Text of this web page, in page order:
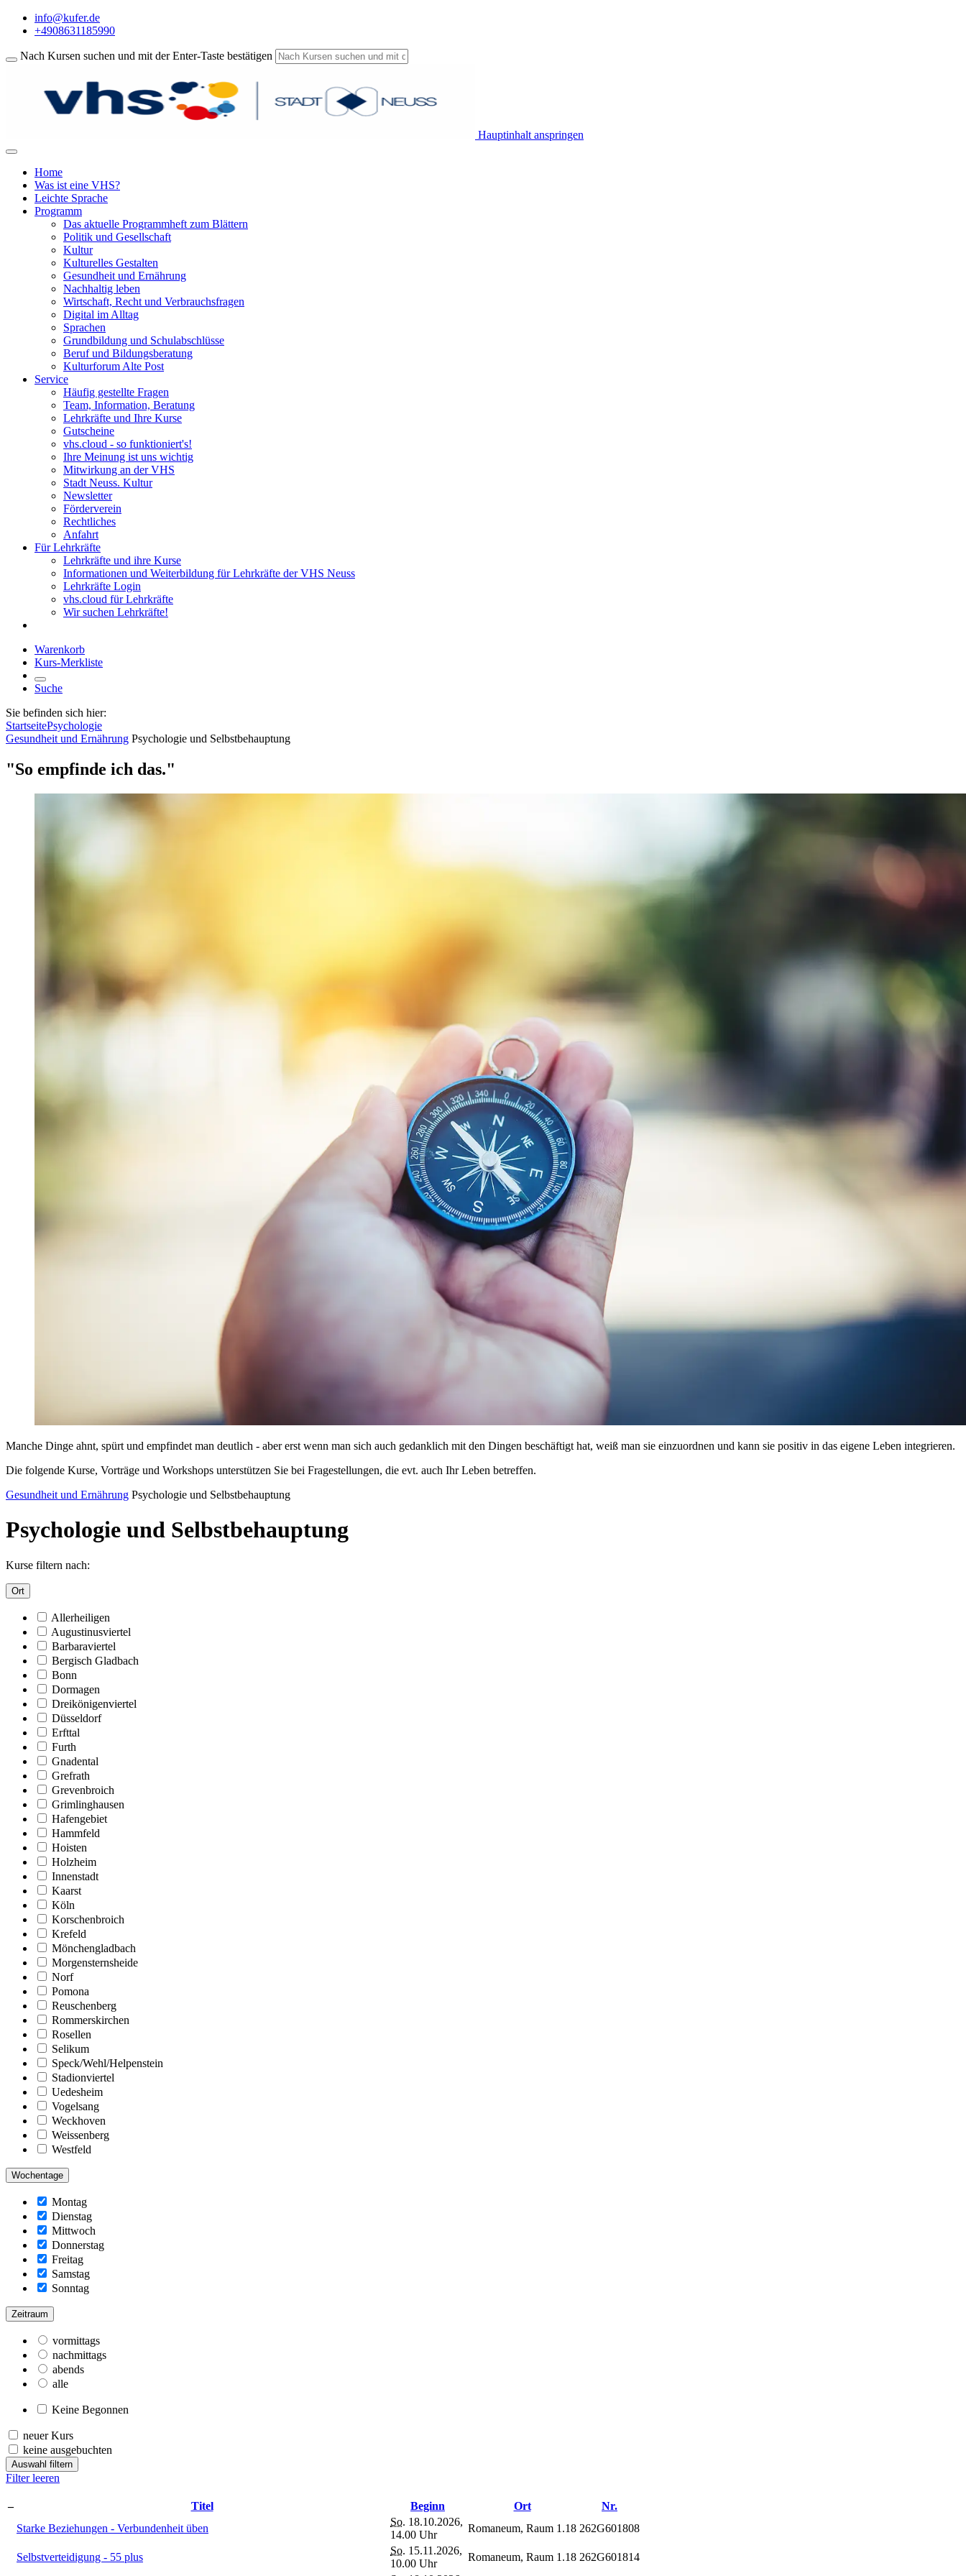
info@kufer.de
+4908631185990
Nach Kursen suchen und mit der Enter-Taste bestätigen
Hauptinhalt anspringen
Home
Was ist eine VHS?
Leichte Sprache
Programm
Das aktuelle Programmheft zum Blättern
Politik und Gesellschaft
Kultur
Kulturelles Gestalten
Gesundheit und Ernährung
Nachhaltig leben
Wirtschaft, Recht und Verbrauchsfragen
Digital im Alltag
Sprachen
Grundbildung und Schulabschlüsse
Beruf und Bildungsberatung
Kulturforum Alte Post
Service
Häufig gestellte Fragen
Team, Information, Beratung
Lehrkräfte und Ihre Kurse
Gutscheine
vhs.cloud - so funktioniert's!
Ihre Meinung ist uns wichtig
Mitwirkung an der VHS
Stadt Neuss. Kultur
Newsletter
Förderverein
Rechtliches
Anfahrt
Für Lehrkräfte
Lehrkräfte und ihre Kurse
Informationen und Weiterbildung für Lehrkräfte der VHS Neuss
Lehrkräfte Login
vhs.cloud für Lehrkräfte
Wir suchen Lehrkräfte!
Warenkorb
Kurs-Merkliste
Suche
Sie befinden sich hier:
StartseitePsychologie
Gesundheit und Ernährung Psychologie und Selbstbehauptung
"So empfinde ich das."
Manche Dinge ahnt, spürt und empfindet man deutlich - aber erst wenn man sich auch gedanklich mit den Dingen beschäftigt hat, weiß man sie einzuordnen und kann sie positiv in das eigene Leben integrieren.
Die folgende Kurse, Vorträge und Workshops unterstützen Sie bei Fragestellungen, die evt. auch Ihr Leben betreffen.
Gesundheit und Ernährung Psychologie und Selbstbehauptung
Psychologie und Selbstbehauptung
Kurse filtern nach:
Ort
Allerheiligen
Augustinusviertel
Barbaraviertel
Bergisch Gladbach
Bonn
Dormagen
Dreikönigenviertel
Düsseldorf
Erfttal
Furth
Gnadental
Grefrath
Grevenbroich
Grimlinghausen
Hafengebiet
Hammfeld
Hoisten
Holzheim
Innenstadt
Kaarst
Köln
Korschenbroich
Krefeld
Mönchengladbach
Morgensternsheide
Norf
Pomona
Reuschenberg
Rommerskirchen
Rosellen
Selikum
Speck/Wehl/Helpenstein
Stadionviertel
Uedesheim
Vogelsang
Weckhoven
Weissenberg
Westfeld
Wochentage
Montag
Dienstag
Mittwoch
Donnerstag
Freitag
Samstag
Sonntag
Zeitraum
vormittags
nachmittags
abends
alle
Keine Begonnen
neuer Kurs
keine ausgebuchten
Auswahl filtern
Filter leeren
– Titel Beginn Ort
Nr.
Starke Beziehungen - Verbundenheit üben
So. 18.10.2026,
14.00 Uhr
Romaneum, Raum 1.18 262G601808
Selbstverteidigung - 55 plus
So. 15.11.2026,
10.00 Uhr
Romaneum, Raum 1.18 262G601814